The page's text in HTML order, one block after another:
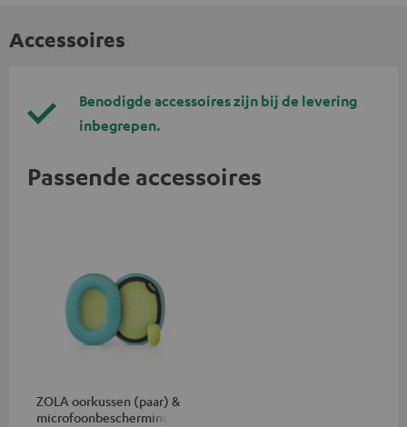
Accessoires
Benodigde accessoires zijn bij de levering
inbegrepen.
Passende accessoires
ZOLA oorkussen (paar) &
microfoonbescherming